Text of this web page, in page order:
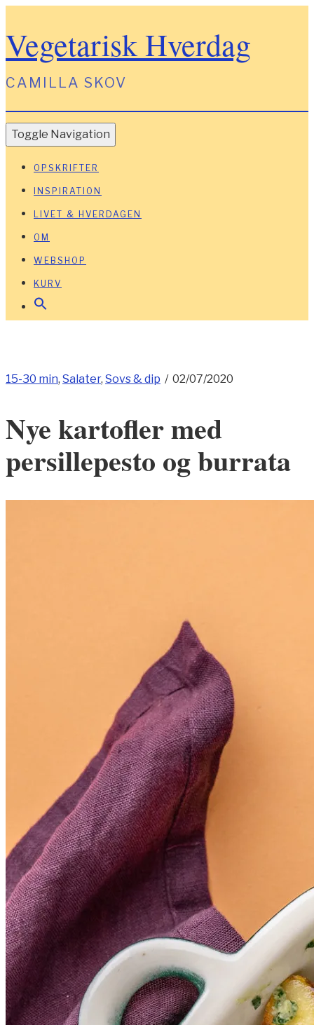
Vegetarisk Hverdag
CAMILLA SKOV
Toggle Navigation
OPSKRIFTER
INSPIRATION
LIVET & HVERDAGEN
OM
WEBSHOP
KURV
15-30 min, Salater, Sovs & dip / 02/07/2020
Nye kartofler med
persillepesto og burrata